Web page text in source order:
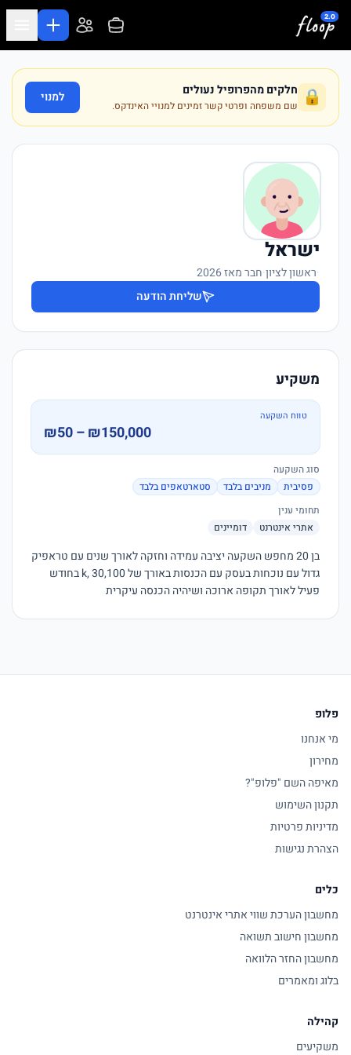
דלג לתוכן המרכזי
🔒 חלקים מהפרופיל נעולים
שם משפחה ופרטי קשר זמינים למנויי האינדקס.
למנוי
ישראל
·ראשון לציון·חבר מאז 2026
שליחת הודעה
משקיע
טווח השקעה
₪50 – ₪150,000
סוג השקעה
פסיבית
מניבים בלבד
סטארטאפים בלבד
תחומי ענין
אתרי אינטרנט
דומיינים
פעיל לאורך תקופה ארוכה ושיהיה הכנסה עיקרית
פלופ
מי אנחנו
מחירון
מאיפה השם "פלופ"?
תקנון השימוש
מדיניות פרטיות
הצהרת נגישות
כלים
מחשבון הערכת שווי אתרי אינטרנט
מחשבון חישוב תשואה
מחשבון החזר הלוואה
בלוג ומאמרים
קהילה
משקיעים